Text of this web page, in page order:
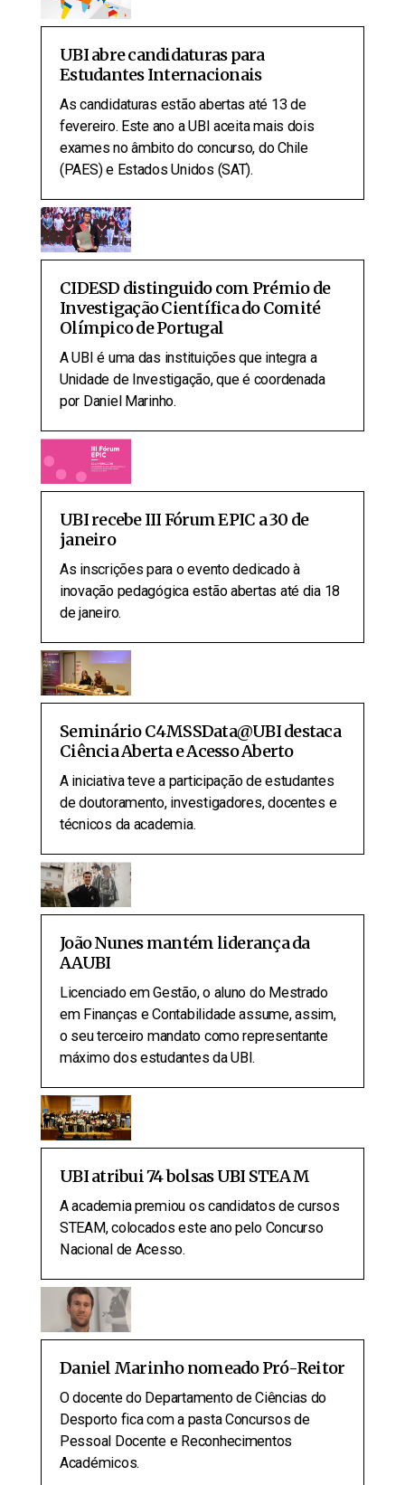
UBI abre candidaturas para
Estudantes Internacionais
As candidaturas estão abertas até 13 de
fevereiro. Este ano a UBI aceita mais dois
exames no âmbito do concurso, do Chile
(PAES) e Estados Unidos (SAT).
CIDESD distinguido com Prémio de
Investigação Científica do Comité
Olímpico de Portugal
A UBI é uma das instituições que integra a
Unidade de Investigação, que é coordenada
por Daniel Marinho.
UBI recebe III Fórum EPIC a 30 de
janeiro
As inscrições para o evento dedicado à
inovação pedagógica estão abertas até dia 18
de janeiro.
Seminário C4MSSData@UBI destaca
Ciência Aberta e Acesso Aberto
A iniciativa teve a participação de estudantes
de doutoramento, investigadores, docentes e
técnicos da academia.
João Nunes mantém liderança da
AAUBI
Licenciado em Gestão, o aluno do Mestrado
em Finanças e Contabilidade assume, assim,
o seu terceiro mandato como representante
máximo dos estudantes da UBI.
UBI atribui 74 bolsas UBI STEAM
A academia premiou os candidatos de cursos
STEAM, colocados este ano pelo Concurso
Nacional de Acesso.
Daniel Marinho nomeado Pró-Reitor
O docente do Departamento de Ciências do
Desporto fica com a pasta Concursos de
Pessoal Docente e Reconhecimentos
Académicos.